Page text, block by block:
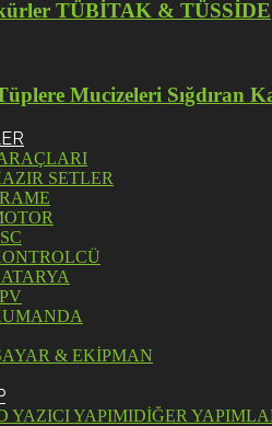
TÜBİTAK & TÜSSİDE
Mucizeleri Sığdıran
SETLER
& EKİPMAN
YAZICI YAPIMIDİĞER